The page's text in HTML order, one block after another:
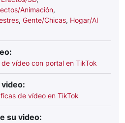
Animación,
, Gente/Chicas, Hogar/Al
vídeo con portal en TikTok
de vídeo en TikTok
su video: